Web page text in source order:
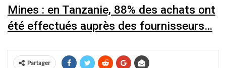
Mines : en Tanzanie, 88% des achats ont
été effectués auprès des fournisseurs…
Partager